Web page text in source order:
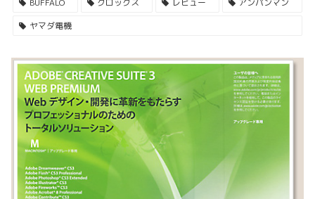
BUFFALO
クロックス レビュー
アンパンマン
ヤマダ電機